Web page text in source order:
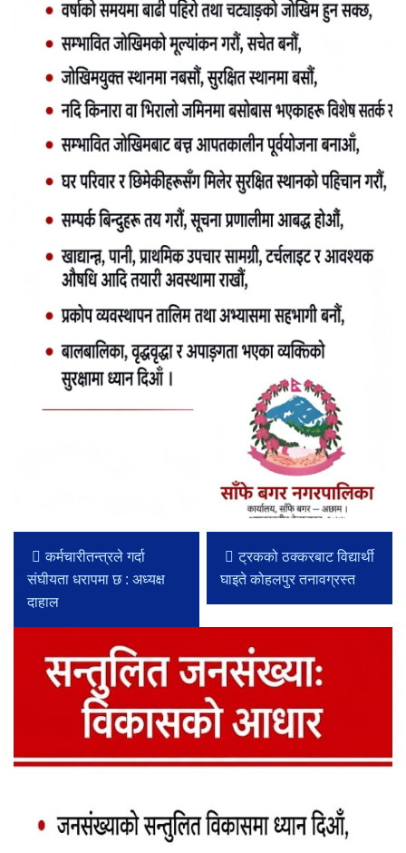
कर्मचारीतन्त्रले गर्दा
संघीयता धरापमा छ : अध्यक्ष
दाहाल
ट्रकको ठक्करबाट विद्यार्थी
घाइते कोहलपुर तनावग्रस्त